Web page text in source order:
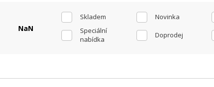
Skladem Novinka
Speciální
nabídka
Doprodej